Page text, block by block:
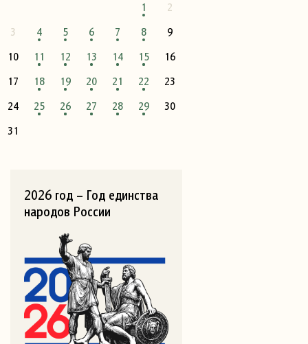
1
2
3
4 5 6 7 8
9
10
11 12 13 14 15
16
17
18 19 20 21 22
23
24
25 26 27 28 29
30
31
2026 год – Год единства
народов России